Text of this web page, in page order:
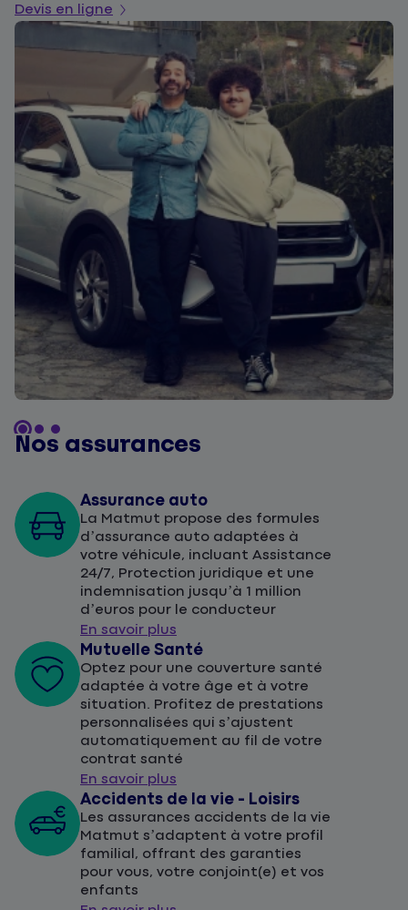
Devis en ligne
Nos assurances
Assurance auto
La Matmut propose des formules
d’assurance auto adaptées à
votre véhicule, incluant Assistance
24/7, Protection juridique et une
indemnisation jusqu’à 1 million
d’euros pour le conducteur
En savoir plus
Mutuelle Santé
Optez pour une couverture santé
adaptée à votre âge et à votre
situation. Profitez de prestations
personnalisées qui s’ajustent
automatiquement au fil de votre
contrat santé
En savoir plus
Accidents de la vie - Loisirs
Les assurances accidents de la vie
Matmut s’adaptent à votre profil
familial, offrant des garanties
pour vous, votre conjoint(e) et vos
enfants